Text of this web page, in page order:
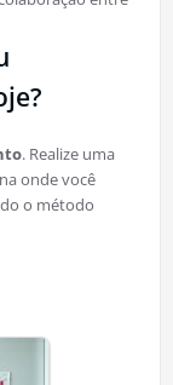
. Realize uma
onde você
o método